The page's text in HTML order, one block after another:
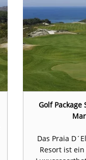
Golf Package
Das Praia
Resort ist